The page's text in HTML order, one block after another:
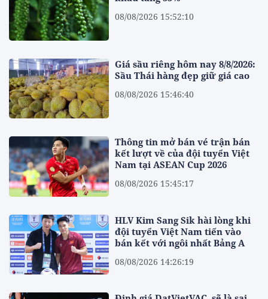
08/08/2026 15:52:10
Giá sầu riêng hôm nay 8/8/2026:
Sầu Thái hàng đẹp giữ giá cao
08/08/2026 15:46:40
Thông tin mở bán vé trận bán
kết lượt về của đội tuyển Việt
Nam tại ASEAN Cup 2026
08/08/2026 15:45:17
HLV Kim Sang Sik hài lòng khi
đội tuyển Việt Nam tiến vào
bán kết với ngôi nhất Bảng A
08/08/2026 14:26:19